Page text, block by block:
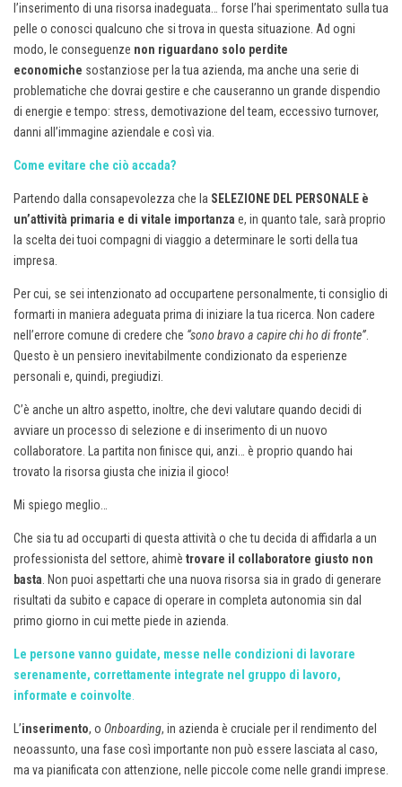
l’inserimento di una risorsa inadeguata… forse l’hai sperimentato sulla tua
pelle o conosci qualcuno che si trova in questa situazione. Ad ogni
modo, le conseguenze non riguardano solo perdite
economiche sostanziose per la tua azienda, ma anche una serie di
problematiche che dovrai gestire e che causeranno un grande dispendio
di energie e tempo: stress, demotivazione del team, eccessivo turnover,
danni all’immagine aziendale e così via.
Come evitare che ciò accada?
Partendo dalla consapevolezza che la SELEZIONE DEL PERSONALE è
un’attività primaria e di vitale importanza e, in quanto tale, sarà proprio
la scelta dei tuoi compagni di viaggio a determinare le sorti della tua
impresa.
Per cui, se sei intenzionato ad occupartene personalmente, ti consiglio di
formarti in maniera adeguata prima di iniziare la tua ricerca. Non cadere
nell’errore comune di credere che “sono bravo a capire chi ho di fronte”
Questo è un pensiero inevitabilmente condizionato da esperienze
personali e, quindi, pregiudizi.
C’è anche un altro aspetto, inoltre, che devi valutare quando decidi di
avviare un processo di selezione e di inserimento di un nuovo
collaboratore. La partita non finisce qui, anzi… è proprio quando hai
trovato la risorsa giusta che inizia il gioco!
Mi spiego meglio…
Che sia tu ad occuparti di questa attività o che tu decida di affidarla a un
professionista del settore, ahimè trovare il collaboratore giusto non
basta . Non puoi aspettarti che una nuova risorsa sia in grado di generare
risultati da subito e capace di operare in completa autonomia sin dal
primo giorno in cui mette piede in azienda.
Le persone vanno guidate, messe nelle condizioni di lavorare
serenamente, correttamente integrate nel gruppo di lavoro,
informate e coinvolte
L’inserimento, o Onboarding, in azienda è cruciale per il rendimento del
neoassunto, una fase così importante non può essere lasciata al caso,
ma va pianificata con attenzione, nelle piccole come nelle grandi imprese.